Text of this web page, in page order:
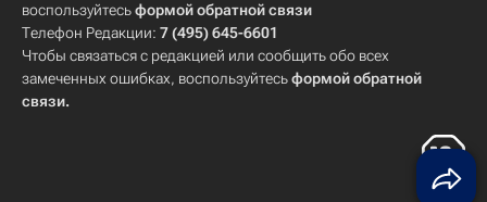
воспользуйтесьформой обратной связи
Телефон Редакции: 7 (495) 645-6601
Чтобы связаться с редакцией или сообщить обо всех
замеченных ошибках, воспользуйтесьформой обратной
связи.